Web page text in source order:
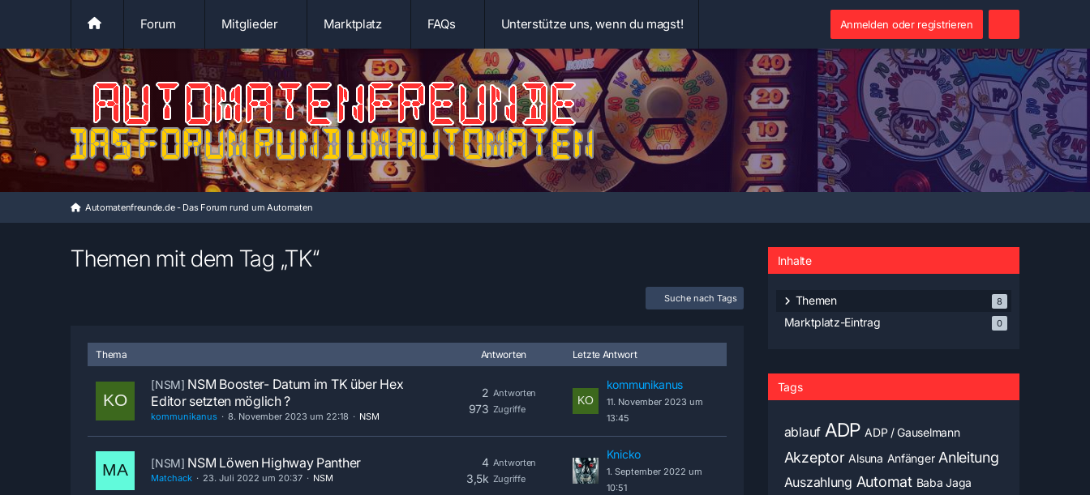
Forum Mitglieder Marktplatz FAQs Unterstütze uns, wenn du magst! Anmelden oder registrieren
Automatenfreunde.de - Das Forum rund um Automaten
Themen mit dem Tag „TK“
Suche nach Tags
Thema Antworten Letzte Antwort
[NSM] NSM Booster- Datum im TK über Hex
Editor setzten möglich ?
kommunikanus 8. November 2023 um 22:18 NSM
Antworten
2
Zugriffe
973
kommunikanus
11. November 2023 um
13:45
[NSM] NSM Löwen Highway Panther
Matchack 23. Juli 2022 um 20:37 NSM
Antworten
4
Zugriffe
3,5k
Knicko
1. September 2022 um
10:51
Inhalte
Themen 8
Marktplatz-Eintrag 0
Tags
ablauf ADP ADP / Gauselmann
Akzeptor Alsuna Anfänger Anleitung
Auszahlung Automat Baba Jaga